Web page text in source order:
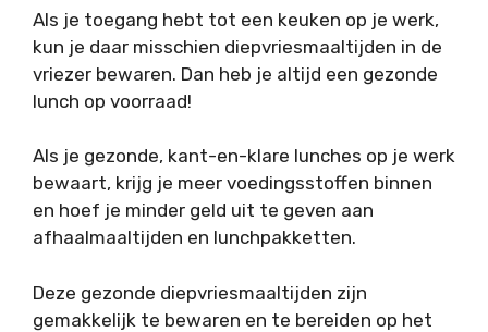
Als je toegang hebt tot een keuken op je werk,
kun je daar misschien diepvriesmaaltijden in de
vriezer bewaren. Dan heb je altijd een gezonde
lunch op voorraad!
Als je gezonde, kant-en-klare lunches op je werk
bewaart, krijg je meer voedingsstoffen binnen
en hoef je minder geld uit te geven aan
afhaalmaaltijden en lunchpakketten.
Deze gezonde diepvriesmaaltijden zijn
gemakkelijk te bewaren en te bereiden op het